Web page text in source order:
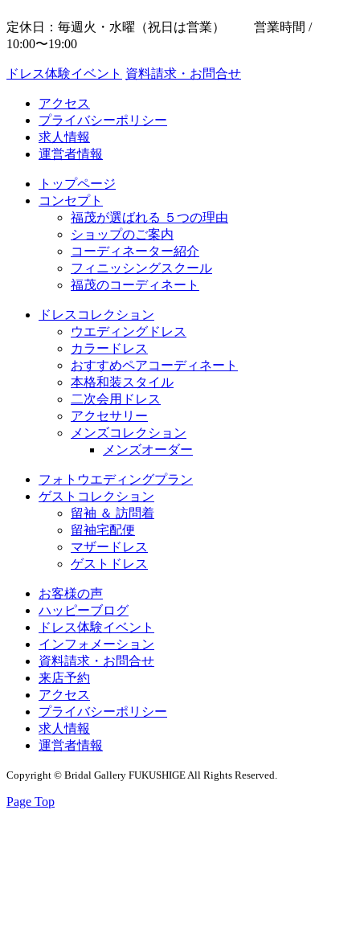
定休日：毎週火・水曜（祝日は営業） 営業時間 /
10:00〜19:00
ドレス体験イベント 資料請求・お問合せ
アクセス
プライバシーポリシー
求人情報
運営者情報
トップページ
コンセプト
福茂が選ばれる ５つの理由
ショップのご案内
コーディネーター紹介
フィニッシングスクール
福茂のコーディネート
ドレスコレクション
ウエディングドレス
カラードレス
おすすめペアコーディネート
本格和装スタイル
二次会用ドレス
アクセサリー
メンズコレクション
メンズオーダー
フォトウエディングプラン
ゲストコレクション
留袖 ＆ 訪問着
留袖宅配便
マザードレス
ゲストドレス
お客様の声
ハッピーブログ
ドレス体験イベント
インフォメーション
資料請求・お問合せ
来店予約
アクセス
プライバシーポリシー
求人情報
運営者情報
Copyright © Bridal Gallery FUKUSHIGE All Rights Reserved.
Page Top